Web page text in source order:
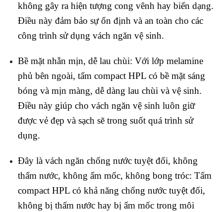
không gây ra hiện tượng cong vênh hay biến dạng.
Điều này đảm bảo sự ổn định và an toàn cho các
công trình sử dụng vách ngăn vệ sinh.
Bề mặt nhẵn mịn, dễ lau chùi: Với lớp melamine
phủ bên ngoài, tấm compact HPL có bề mặt sáng
bóng và mịn màng, dễ dàng lau chùi và vệ sinh.
Điều này giúp cho vách ngăn vệ sinh luôn giữ
được vẻ đẹp và sạch sẽ trong suốt quá trình sử
dụng.
Đây là vách ngăn chống nước tuyệt đối, không
thấm nước, không ẩm mốc, không bong tróc: Tấm
compact HPL có khả năng chống nước tuyệt đối,
không bị thấm nước hay bị ẩm mốc trong môi